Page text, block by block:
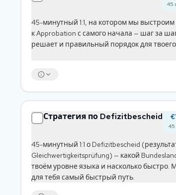
45
45-минутный 1:1, на котором мы выстроим
к Approbation с самого начала — шаг за
решает и правильный порядок для твоего
Стратегия по Defizitbescheid
45
45-минутный 1:1 о Defizitbescheid
Gleichwertigkeitsprüfung) — какой
твоём уровне языка и насколько
для тебя самый быстрый путь.